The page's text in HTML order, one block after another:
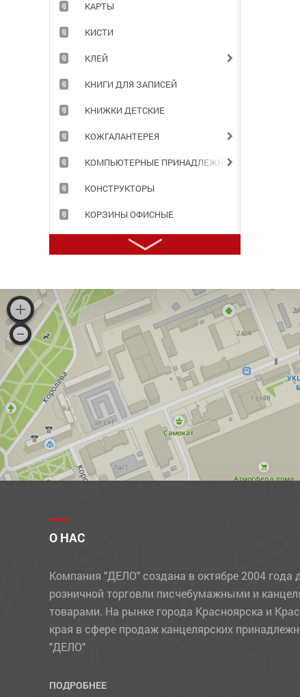
КАРТЫ
КИСТИ
КЛЕЙ
КНИГИ ДЛЯ ЗАПИСЕЙ
КНИЖКИ ДЕТСКИЕ
КОЖГАЛАНТЕРЕЯ
КОМПЬЮТЕРНЫЕ ПРИНАДЛЕЖНОСТИ
КОНСТРУКТОРЫ
КОРЗИНЫ ОФИСНЫЕ
КОРОБА АРХИВНЫЕ
КРАСКИ ДЛЯ ТВОРЧЕСТВА
ЛАМИНАТОРЫ И РАСХОДНЫЕ МАТЕРИАЛЫ
ЛАСТИКИ
МАРКЕРЫ, ТЕКСТОВЫДЕЛИТЕЛИ
МЕЛКИ
МЕЛКИЕ КАНЦЕЛЯРСКИЕ ПРИНАДЛЕЖНОСТИ
НАБОРЫ ДЕТСКИЕ
НАБОРЫ ОФИСНЫЕ
НОЖНИЦЫ
ОБЛОЖКИ
ОТКРЫТКИ
ПАПКИ
О НАС
Компания "ДЕЛО" создана в октябре 2004 года
розничной торговли писчебумажными и
товарами. На рынке города Красноярска и
края в сфере продаж канцелярских
"ДЕЛО"
ПОДРОБНЕЕ